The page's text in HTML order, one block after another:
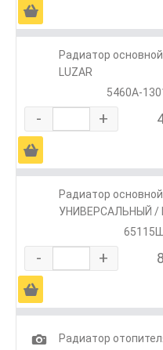
Ä
Радиатор
LUZAR
5460А-
- +
Ä
Радиатор
УНИВЕРСАЛЬНЫЙ /
- +
Ä
1
Радиатор